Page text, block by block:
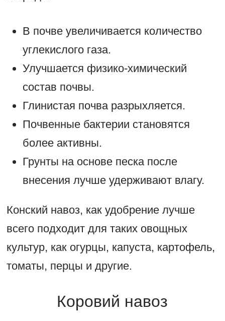
В почве увеличивается количество
углекислого газа.
Улучшается физико-химический
состав почвы.
Глинистая почва разрыхляется.
Почвенные бактерии становятся
более активны.
Грунты на основе песка после
внесения лучше удерживают влагу.
Конский навоз, как удобрение лучше
всего подходит для таких овощных
культур, как огурцы, капуста, картофель,
томаты, перцы и другие.
Коровий навоз